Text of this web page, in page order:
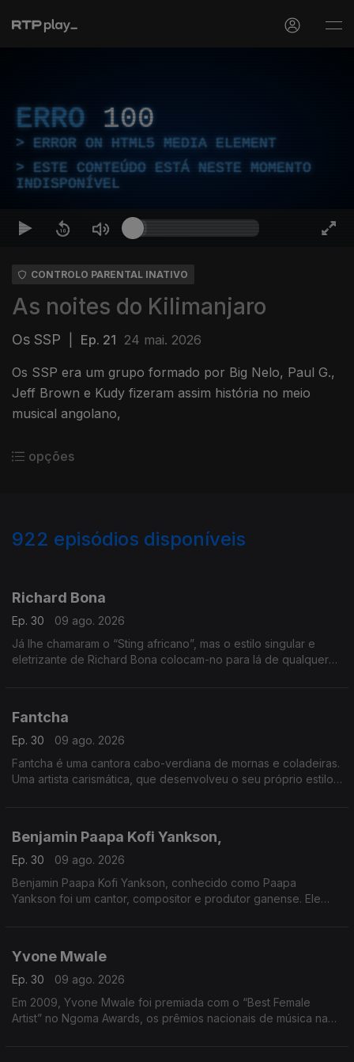
ERRO 100
ERROR ON HTML5 MEDIA ELEMENT
ESTE CONTEÚDO ESTÁ NESTE MOMENTO
INDISPONÍVEL
CONTROLO PARENTAL INATIVO
As noites do Kilimanjaro
Os SSP Ep. 21 24 mai. 2026
Os SSP era um grupo formado por Big Nelo, Paul G.,
Jeff Brown e Kudy fizeram assim história no meio
musical angolano,
opções
922 episódios disponíveis
Richard Bona
Ep. 30
09 ago. 2026
Já lhe chamaram o “Sting africano”, mas o estilo singular e
eletrizante de Richard Bona colocam-no para lá de qualquer
Fantcha
Ep. 30
09 ago. 2026
Fantcha é uma cantora cabo-verdiana de mornas e coladeiras.
Uma artista carismática, que desenvolveu o seu próprio estilo
Benjamin Paapa Kofi Yankson,
Ep. 30
09 ago. 2026
Benjamin Paapa Kofi Yankson, conhecido como Paapa
Yankson foi um cantor, compositor e produtor ganense. Ele
Yvone Mwale
Ep. 30
09 ago. 2026
Em 2009, Yvone Mwale foi premiada com o “Best Female
Artist” no Ngoma Awards, os prêmios nacionais de música na